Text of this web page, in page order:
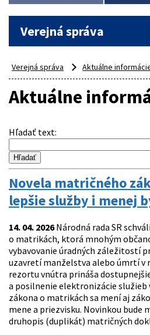
Verejná správa
Verejná správa Aktuálne
Aktuálne
Hľadať text:
Novela matričného
lepšie služby i menej
14. 04. 2026Národná rada SR
o matrikách, ktorá mnohým
vybavovanie úradných záležitostí
uzavretí manželstva alebo úmrtí v
rezortu vnútra prináša
a posilnenie elektronizácie služieb
zákona o matrikách sa mení aj
mene a priezvisku. Novinkou bude
druhopis (duplikát) matričných